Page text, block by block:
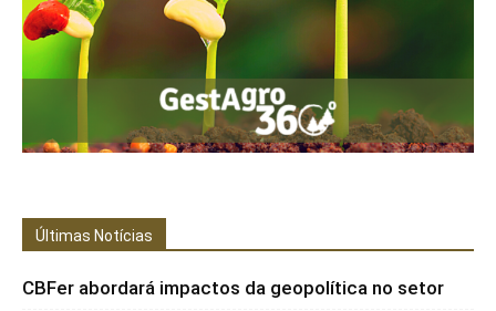
Últimas Notícias
CBFer abordará impactos da geopolítica no setor